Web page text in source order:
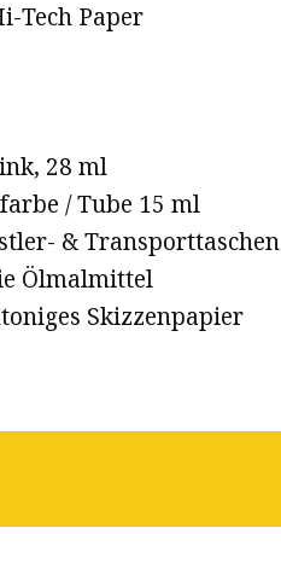
Tech Paper
28 ml
/ Tube 15 ml
& Transporttaschen
Ölmalmittel
Skizzenpapier